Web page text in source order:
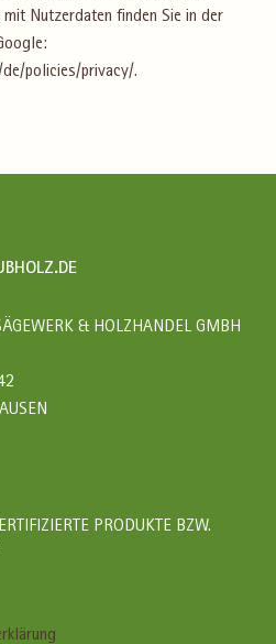
Nutzerdaten finden Sie in der
policies/privacy/.
& HOLZHANDEL GMBH
PRODUKTE BZW.